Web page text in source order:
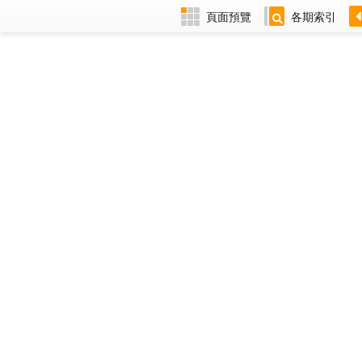
頁面預覽 各期索引